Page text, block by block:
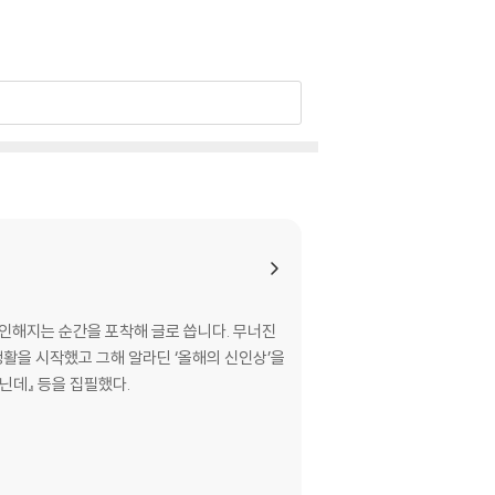
해지는 순간을 포착해 글로 씁니다. 무너진
을 시작했고 그해 알라딘 ‘올해의 신인상’을
데』 등을 집필했다.